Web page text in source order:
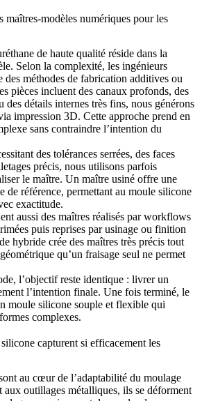
maîtres-modèles numériques pour les
de haute qualité réside dans la
Selon la complexité, les ingénieurs
des méthodes de fabrication additives ou
pièces incluent des canaux profonds, des
des détails internes très fins, nous générons
impression 3D. Cette approche prend en
sans contraindre l’intention du
des tolérances serrées, des faces
précis, nous utilisons parfois
le maître. Un maître usiné offre une
de référence, permettant au moule silicone
exactitude.
aussi des maîtres réalisés par workflows
puis reprises par usinage ou finition
hybride crée des maîtres très précis tout
qu’un fraisage seul ne permet
l’objectif reste identique : livrer un
l’intention finale. Une fois terminé, le
moule silicone souple et flexible qui
complexes.
capturent si efficacement les
au cœur de l’adaptabilité du moulage
aux outillages métalliques, ils se déforment